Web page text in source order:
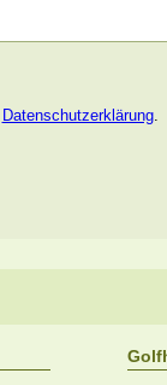
Datenschutzerklärung.